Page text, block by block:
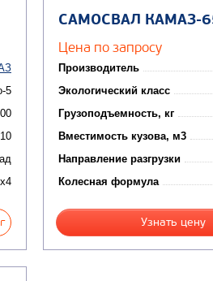
5
10
САМОСВАЛ КАМАЗ-
Цена по запросу
Производитель
Экологический класс
Грузоподъемность, кг
Вместимость кузова, м3
Направление разгрузки
Колесная формула
Узнать цену